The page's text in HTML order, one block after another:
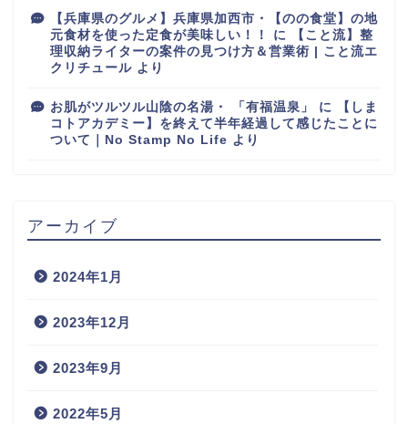
【兵庫県のグルメ】兵庫県加西市・【のの食堂】の地
元食材を使った定食が美味しい！！
に
【こと流】整
理収納ライターの案件の見つけ方＆営業術 | こと流エ
クリチュール より
お肌がツルツル山陰の名湯・ 「有福温泉」 に
【しま
コトアカデミー】を終えて半年経過して感じたことに
ついて｜No Stamp No Life より
アーカイブ
2024年1月
2023年12月
2023年9月
2022年5月